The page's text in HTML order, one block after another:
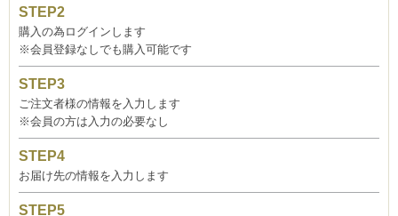
購入の為ログインします
※会員登録なしでも購入可能です
ご注文者様の情報を入力します
※会員の方は入力の必要なし
お届け先の情報を入力します